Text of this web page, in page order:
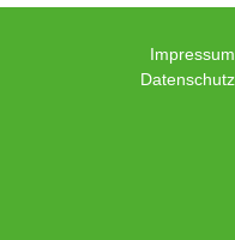
Impressum
Datenschutz